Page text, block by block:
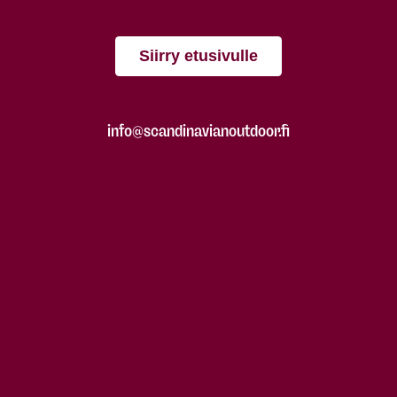
Siirry etusivulle
info@scandinavianoutdoor.fi